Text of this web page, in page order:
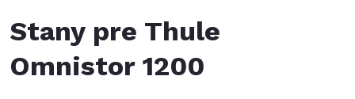
Stany pre Thule
Omnistor 1200